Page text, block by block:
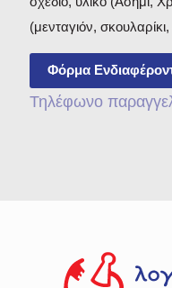
(μενταγιόν, σκουλαρίκι,
Φόρμα
Τηλέφωνο